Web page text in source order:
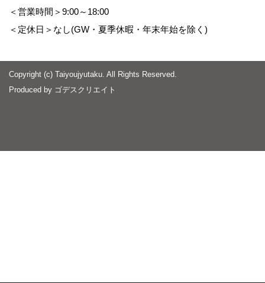
＜営業時間＞9:00～18:00
＜定休日＞なし(GW・夏季休暇・年末年始を除く)
Copyright (c) Taiyoujyutaku. All Rights Reserved.
Produced by ゴデスクリエイト